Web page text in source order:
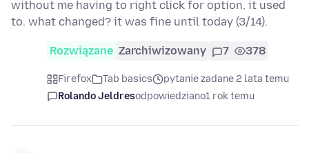
without me having to right click for option. it used
to. what changed? it was fine until today (3/14).
Rozwiązane Zarchiwizowany 7 378
Firefox Tab basics
pytanie zadane 2 lata temu
Rolando Jeldresodpowiedziano1 rok temu